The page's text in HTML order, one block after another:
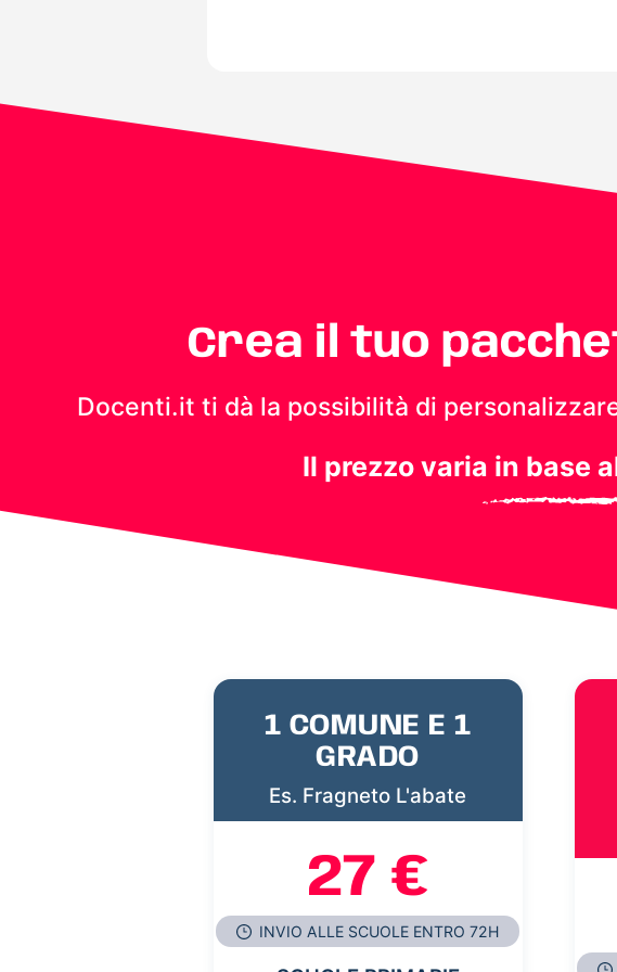
Crea il tuo
Docenti.it ti dà la possibilità di
Il prezzo varia in base
1 COMUNE E 1
GRADO
Es. Fragneto L'abate
27 €
INVIO ALLE SCUOLE ENTRO 72H